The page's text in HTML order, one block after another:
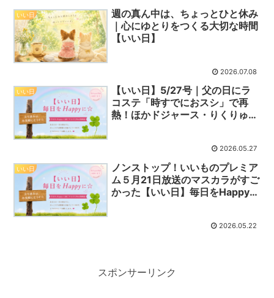
いい日
週の真ん中は、ちょっとひと休み
｜心にゆとりをつくる大切な時間
【いい日】
2026.07.08
いい日
【いい日】5/27号｜父の日にラ
コステ「時すでにおスシ」で再
熱！ほかドジャース・りくりゅう
2026.05.27
いい日
ノンストップ！いいものプレミア
ム５月21日放送のマスカラがすご
かった【いい日】毎日をHappyに
2026.05.22
スポンサーリンク